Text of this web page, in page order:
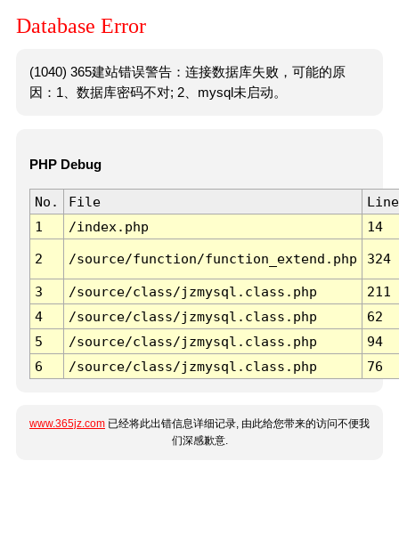
Database Error
(1040) 365建站错误警告：连接数据库失败，可能的原
因：1、数据库密码不对; 2、mysql未启动。
PHP Debug
No. File
Line
1
/index.php 14
2 /source/function/function_extend.php 324
3 /source/class/jzmysql.class.php
211
4
/source/class/jzmysql.class.php
62
5
/source/class/jzmysql.class.php
94
6
/source/class/jzmysql.class.php 76
www.365jz.com 已经将此出错信息详细记录, 由此给您带来的访问不便我
们深感歉意.